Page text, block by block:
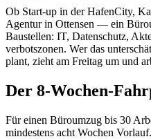
Ob Start-up in der HafenCity,
Agentur in Ottensen — ein
Baustellen: IT, Datenschutz,
verbots­zonen. Wer das
plant, zieht am Freitag um und
Der 8-Wochen-
Für einen Büroumzug bis 30
mindestens acht Wochen